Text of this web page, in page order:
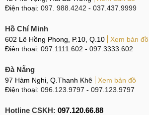
Điện thoại: 097. 988.4242 - 037.437.9999
Hồ Chí Minh
602 Lê Hồng Phong, P.10, Q.10
Xem bản đồ
Điện thoại: 097.1111.602 - 097.3333.602
Đà Nẵng
97 Hàm Nghi, Q.Thanh Khê
Xem bản đồ
Điện thoại: 096.123.9797 - 097.123.9797
Hotline CSKH: 097.120.66.88